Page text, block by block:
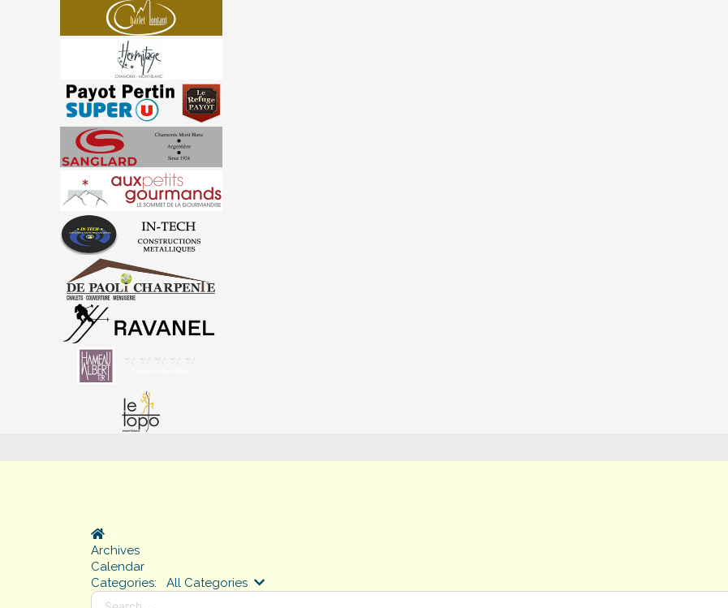
Home
Archives
Calendar
Categories:
All Categories Search...